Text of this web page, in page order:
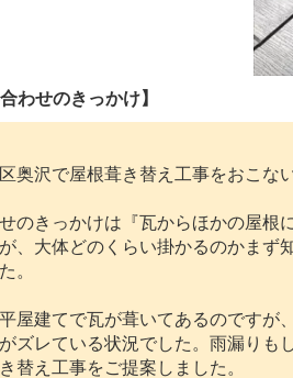
わせのきっかけ】
奥沢で屋根葺き替え工事をおこな
のきっかけは『瓦からほかの屋根
、大体どのくらい掛かるのかまず
。
屋建てで瓦が葺いてあるのですが
ズレている状況でした。雨漏りも
替え工事をご提案しました。